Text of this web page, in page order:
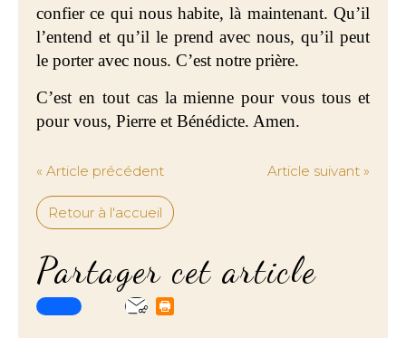
confier ce qui nous habite, là maintenant. Qu’il
l’entend et qu’il le prend avec nous, qu’il peut
le porter avec nous. C’est notre prière.
C’est en tout cas la mienne pour vous tous et
pour vous, Pierre et Bénédicte. Amen.
« Article précédent Article suivant »
Retour à l'accueil
Partager cet article